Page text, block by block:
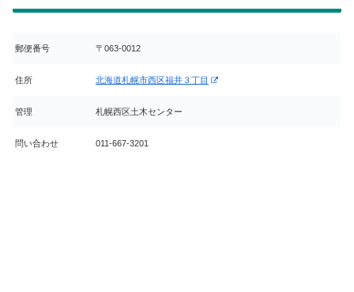
郵便番号 〒063-0012
住所 北海道札幌市西区福井３丁目
管理 札幌西区土木センター
問い合わせ 011-667-3201